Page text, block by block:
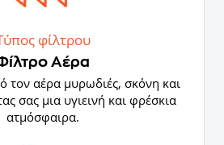
φίλτρου
Αέρα
τον αέρα μυρωδιές, σκόνη και
σας μια υγιεινή και φρέσκια
ατμόσφαιρα.